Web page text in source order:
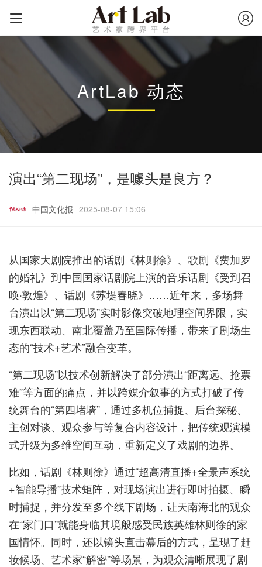
ArtLab 动态
演出“第二现场”，是噱头是良方？
中国文化报 2025-08-07 15:06
从国家大剧院推出的话剧《林则徐》、歌剧《费加罗
的婚礼》到中国国家话剧院上演的音乐话剧《受到召
唤·敦煌》、话剧《苏堤春晓》……近年来，多场舞
台演出以“第二现场”实时影像突破地理空间界限，实
现东西联动、南北覆盖乃至国际传播，带来了剧场生
态的“技术+艺术”融合变革。
“第二现场”以技术创新解决了部分演出“距离远、抢票
难”等方面的痛点，并以跨媒介叙事的方式打破了传
统舞台的“第四堵墙”，通过多机位捕捉、后台探秘、
主创对谈、观众参与等复合内容设计，把传统观演模
式升级为多维空间互动，重新定义了戏剧的边界。
比如，话剧《林则徐》通过“超高清直播+全景声系统
+智能导播”技术矩阵，对现场演出进行即时拍摄、瞬
时捕捉，并分发至多个线下剧场，让天南海北的观众
在“家门口”就能身临其境般感受民族英雄林则徐的家
国情怀。同时，还以镜头直击幕后的方式，呈现了赶
妆候场、艺术家“解密”等场景，为观众清晰展现了剧